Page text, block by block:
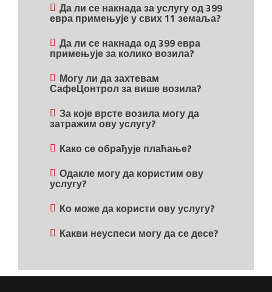
Да ли се накнада за услугу од 399
евра примењује у свих 11 земаља?
Да ли се накнада од 399 евра
примењује за колико возила?
Могу ли да захтевам
СафеЦонтрол за више возила?
За које врсте возила могу да
затражим ову услугу?
Како се обрађује плаћање?
Одакле могу да користим ову
услугу?
Ко може да користи ову услугу?
Какви неуспеси могу да се десе?